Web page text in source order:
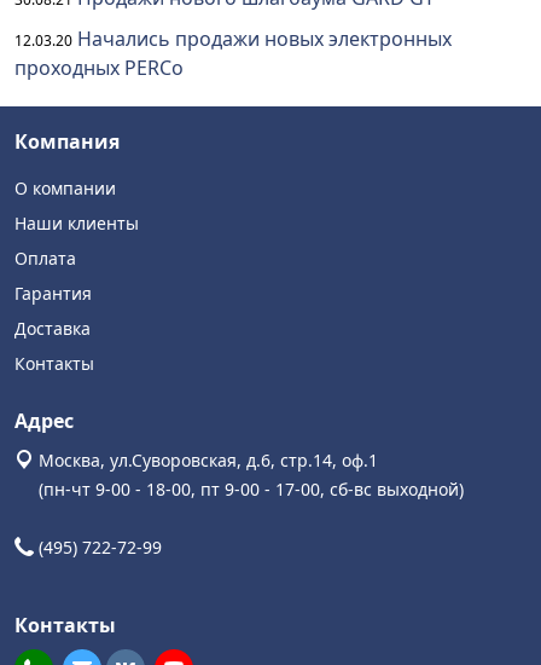
12.03.20 Начались продажи новых электронных
проходных PERCo
Компания
О компании
Наши клиенты
Оплата
Гарантия
Доставка
Контакты
Адрес
Москва, ул.Суворовская, д.6, стр.14, оф.1
(пн-чт 9-00 - 18-00, пт 9-00 - 17-00, сб-вс выходной)
(495) 722-72-99
Контакты